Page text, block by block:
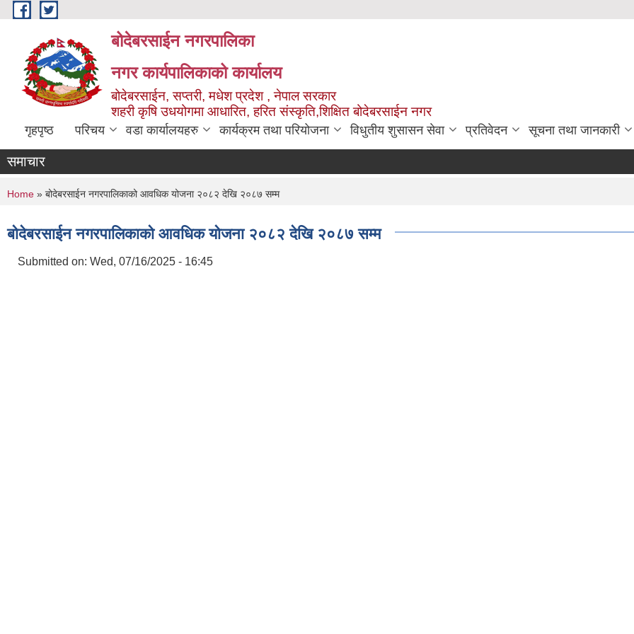
Skip to main content
बोदेबरसाईन नगरपालिका
नगर कार्यपालिकाको कार्यालय
बोदेबरसाईन, सप्तरी, मधेश प्रदेश , नेपाल सरकार
शहरी कृषि उधयोगमा आधारित, हरित संस्कृति,शिक्षित बोदेबरसाईन नगर
गृहपृष्ठ परिचय वडा कार्यालयहरु कार्यक्रम तथा परियोजना विधुतीय शुसासन सेवा प्रतिवेदन सूचना तथा जानकारी
समाचार
You are here
Home » बोदेबरसाईन नगरपालिकाको आवधिक योजना २०८२ देखि २०८७ सम्म
बोदेबरसाईन नगरपालिकाको आवधिक योजना २०८२ देखि २०८७ सम्म
Submitted on: Wed, 07/16/2025 - 16:45